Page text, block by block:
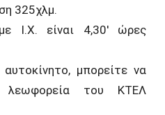
325χλμ.
Ι.Χ. είναι 4,30′ ώρες
μπορείτε να
λεωφορεία του ΚΤΕΛ